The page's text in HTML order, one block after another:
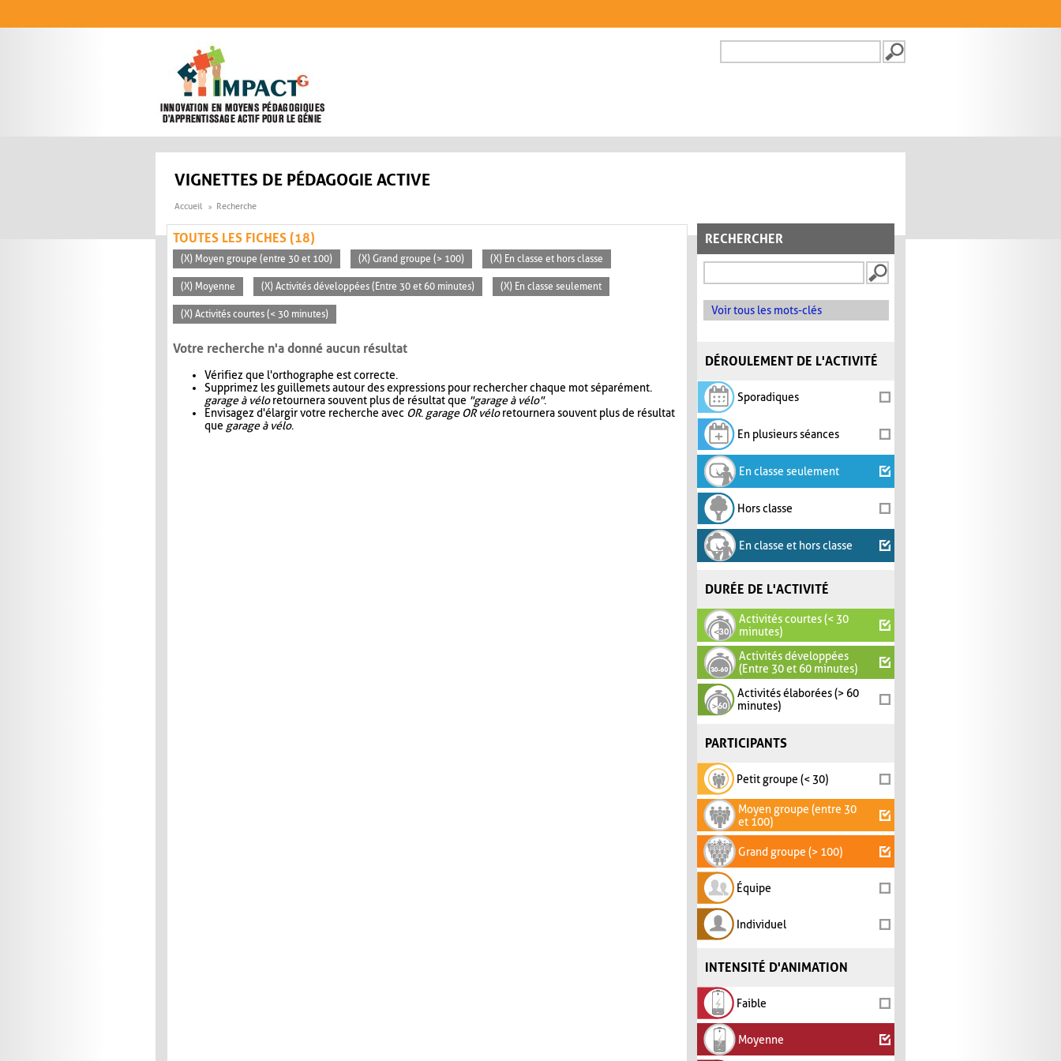
FORMULAIRE DE
VIGNETTES DE PÉDAGOGIE ACTIVE
Accueil Recherche
RECHERCHER
Voir tous les mots-clés
DÉROULEMENT DE L'ACTIVITÉ
Sporadiques
En plusieurs séances
En classe seulement
Hors classe
En classe et hors classe
DURÉE DE L'ACTIVITÉ
Activités courtes (< 30
minutes)
Activités développées
(Entre 30 et 60 minutes)
Activités élaborées (> 60
minutes)
PARTICIPANTS
Petit groupe (< 30)
Moyen groupe (entre 30
et 100)
Grand groupe (> 100)
Équipe
Individuel
INTENSITÉ D'ANIMATION
Faible
Moyenne
TOUTES LES FICHES (18)
(X) Moyen groupe (entre 30 et 100) (X) Grand groupe (> 100) (X) En classe et hors classe
(X) Moyenne (X) Activités développées (Entre 30 et 60 minutes) (X) En classe seulement
(X) Activités courtes (< 30 minutes)
Votre recherche n'a donné aucun résultat
Vérifiez que l'orthographe est correcte.
Supprimez les guillemets autour des expressions pour rechercher chaque mot séparément.
garage à véloretournera souvent plus de résultat que "garage à vélo".
Envisagez d'élargir votre recherche avec OR. garage OR véloretournera souvent plus de résultat
que garage à vélo.